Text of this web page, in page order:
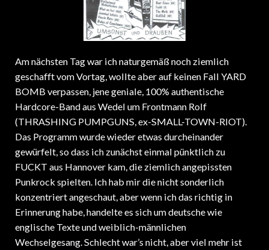
Am nächsten Tag war ich naturgemäß noch ziemlich
geschafft vom Vortag, wollte aber auf keinen Fall YARD
BOMB verpassen, jene geniale, 100% authentische
Hardcore-Band aus Wedel um Frontmann Rolf
(THRASHING PUMPGUNS, ex-SMALL-TOWN-RIOT).
Das Programm wurde wieder etwas durcheinander
gewürfelt, so dass ich zunächst einmal pünktlich zu
FUCKT aus Hannover kam, die ziemlich angepissten
Punkrock spielten. Ich hab mir die nicht sonderlich
konzentriert angeschaut, aber wenn ich das richtig in
Erinnerung habe, handelte es sich um deutsche wie
englische Texte und weiblich-männlichen
Wechselgesang. Schlecht war’s nicht, aber viel mehr ist